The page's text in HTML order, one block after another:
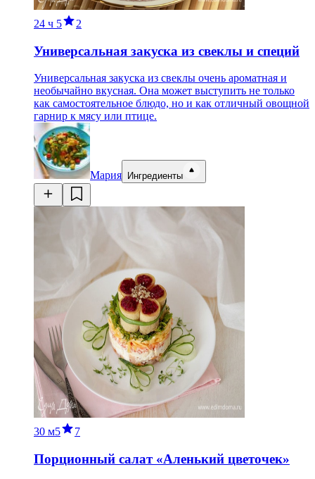
24 ч 5 2
Универсальная закуска из свеклы и специй
Универсальная закуска из свеклы очень ароматная и
необычайно вкусная. Она может выступить не только
как самостоятельное блюдо, но и как отличный овощной
гарнир к мясу или птице.
Мария Ингредиенты
30 м5 7
Порционный салат «Аленький цветочек»